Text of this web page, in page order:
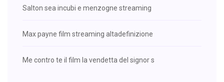
Salton sea incubi e menzogne streaming
Max payne film streaming altadefinizione
Me contro te il film la vendetta del signor s